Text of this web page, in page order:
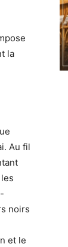
la
Au fil
noirs
et le